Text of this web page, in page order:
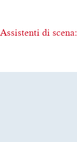
Assistenti di scena: